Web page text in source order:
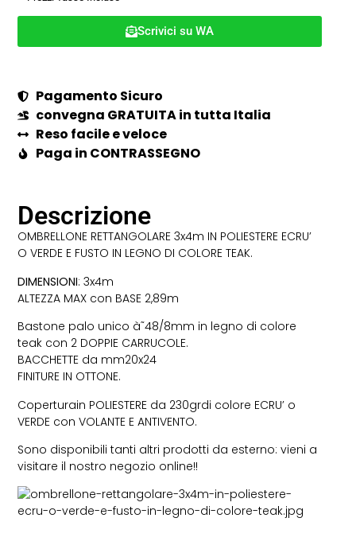
Scrivici su WA
Pagamento Sicuro
convegna GRATUITA in tutta Italia
Reso facile e veloce
Paga in CONTRASSEGNO
Descrizione
OMBRELLONE RETTANGOLARE 3x4m IN POLIESTERE ECRU’
O VERDE E FUSTO IN LEGNO DI COLORE TEAK.
DIMENSIONI: 3x4m
ALTEZZA MAX con BASE 2,89m
Bastone palo unico à˜48/8mm in legno di colore
teak con 2 DOPPIE CARRUCOLE.
BACCHETTE da mm20x24
FINITURE IN OTTONE.
Coperturain POLIESTERE da 230grdi colore ECRU’ o
VERDE con VOLANTE E ANTIVENTO.
Sono disponibili tanti altri prodotti da esterno: vieni a
visitare il nostro negozio online!!